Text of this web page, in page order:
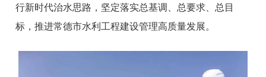
行新时代治水思路，坚定落实总基调、总要求、总目
标，推进常德市水利工程建设管理高质量发展。